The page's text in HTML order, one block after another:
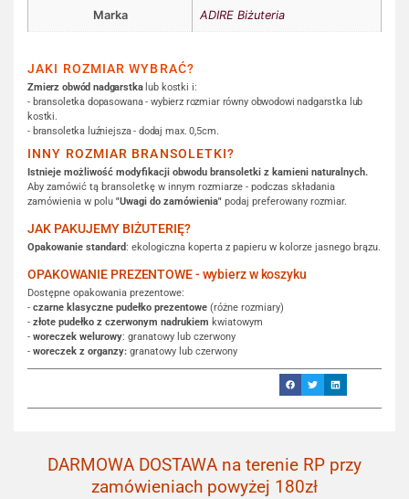
Marka ADIRE Biżuteria
JAKI ROZMIAR WYBRAĆ?
Zmierz obwód nadgarstkalub kostki i:
- bransoletka dopasowana - wybierz rozmiar równy obwodowi nadgarstka lub
kostki.
- bransoletka luźniejsza - dodaj max. 0,5cm.
INNY ROZMIAR BRANSOLETKI?
Istnieje możliwość modyfikacji obwodu bransoletki z kamieni naturalnych.
Aby zamówić tą bransoletkę w innym rozmiarze - podczas składania
zamówienia w polu "Uwagi do zamówienia" podaj preferowany rozmiar.
JAK PAKUJEMY BIŻUTERIĘ?
Opakowanie standard: ekologiczna koperta z papieru w kolorze jasnego brązu.
OPAKOWANIE PREZENTOWE - wybierz w koszyku
Dostępne opakowania prezentowe:
- czarne klasyczne pudełko prezentowe (różne rozmiary)
- złote pudełko z czerwonym nadrukiem kwiatowym
- woreczek welurowy: granatowy lub czerwony
- woreczek z organzy: granatowy lub czerwony
DARMOWA DOSTAWA na terenie RP przy
zamówieniach powyżej 180zł